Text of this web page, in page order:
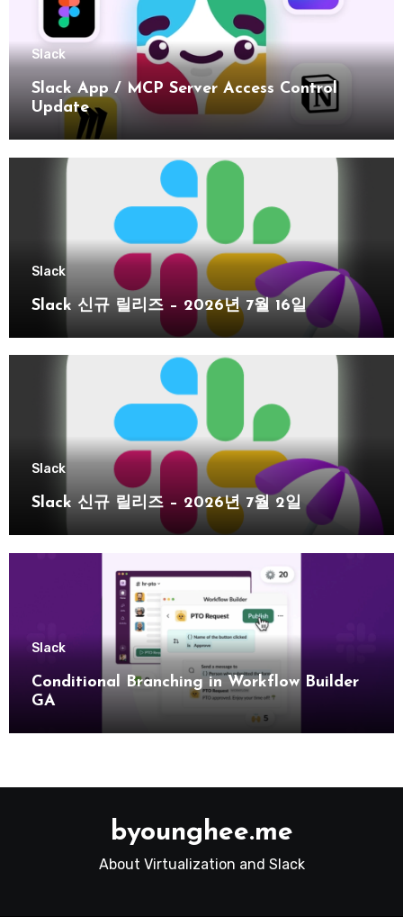
Slack
Slack App / MCP Server Access Control
Update
Slack
Slack 신규 릴리즈 – 2026년 7월 16일
Slack
Slack 신규 릴리즈 – 2026년 7월 2일
Slack
Conditional Branching in Workflow Builder
GA
byounghee.me
About Virtualization and Slack